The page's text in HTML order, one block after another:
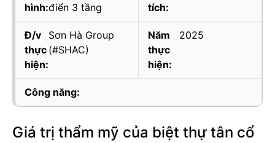
hình:điển 3 tầng
Đ/v
thực
hiện:
Sơn Hà Group
(#SHAC)
tích:
Năm
thực
hiện:
2025
Công năng:
Giá trị thẩm mỹ của biệt thự tân cổ